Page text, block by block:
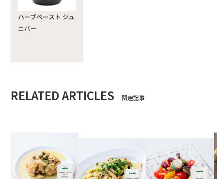
ハーブぺースト ジュ
ニパー
RELATED ARTICLES 関連記事